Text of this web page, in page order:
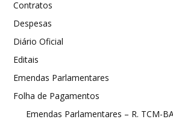
Contratos
Despesas
Diário Oficial
Editais
Emendas Parlamentares
Folha de Pagamentos
Emendas Parlamentares – R. TCM-